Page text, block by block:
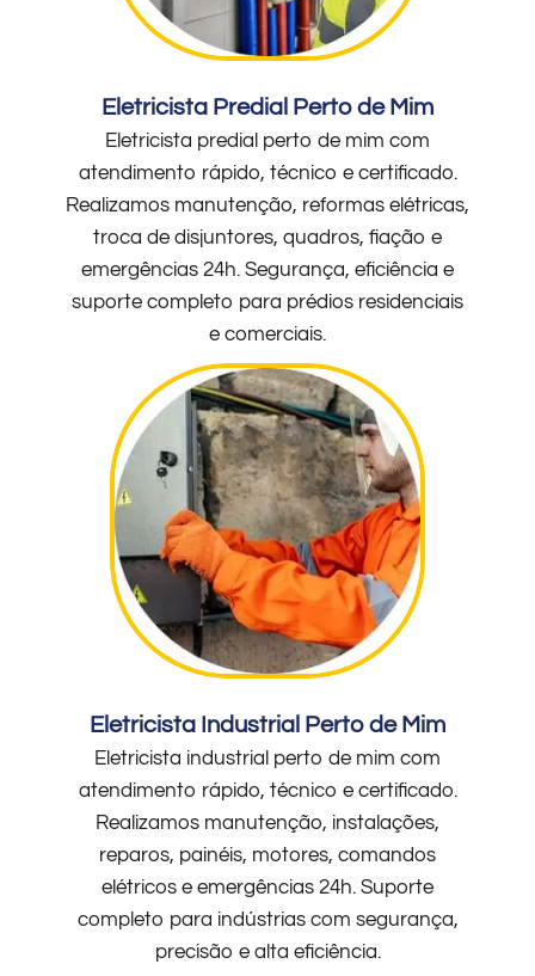
Eletricista Predial Perto de Mim
Eletricista predial perto de mim com
atendimento rápido, técnico e certificado.
Realizamos manutenção, reformas elétricas,
troca de disjuntores, quadros, fiação e
emergências 24h. Segurança, eficiência e
suporte completo para prédios residenciais
e comerciais.
Eletricista Industrial Perto de Mim
Eletricista industrial perto de mim com
atendimento rápido, técnico e certificado.
Realizamos manutenção, instalações,
reparos, painéis, motores, comandos
elétricos e emergências 24h. Suporte
completo para indústrias com segurança,
precisão e alta eficiência.